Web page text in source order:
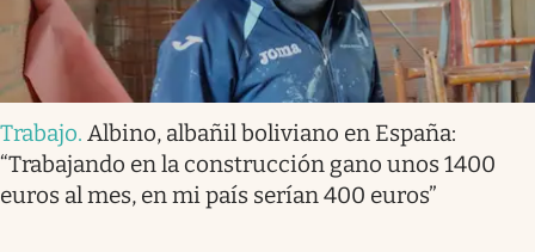
Trabajo. Albino, albañil boliviano en España:
“Trabajando en la construcción gano unos 1400
euros al mes, en mi país serían 400 euros”